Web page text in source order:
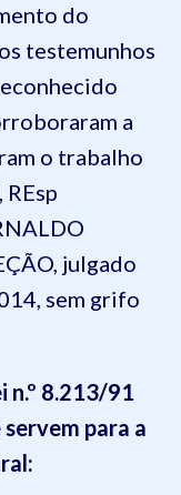
do
testemunhos
a
o trabalho
julgado
sem grifo
n.º 8.213/91
para a